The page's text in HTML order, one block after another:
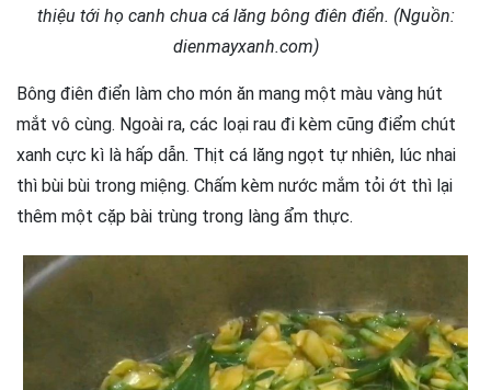
thiệu tới họ canh chua cá lăng bông điên điển. (Nguồn:
dienmayxanh.com)
Bông điên điển làm cho món ăn mang một màu vàng hút
mắt vô cùng. Ngoài ra, các loại rau đi kèm cũng điểm chút
xanh cực kì là hấp dẫn. Thịt cá lăng ngọt tự nhiên, lúc nhai
thì bùi bùi trong miệng. Chấm kèm nước mắm tỏi ớt thì lại
thêm một cặp bài trùng trong làng ẩm thực.